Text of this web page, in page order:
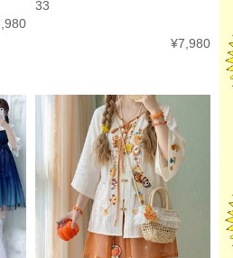
33
¥7,980